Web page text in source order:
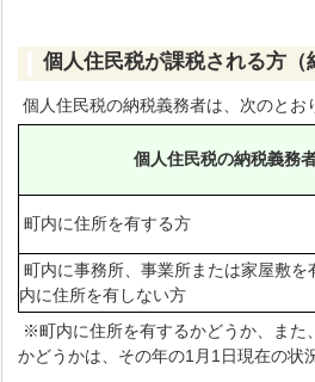
個人住民税が課税される方（
個人住民税の納税義務者は、次のとお
個人住民税の納税義務
町内に住所を有する方
町内に事務所、事業所または家屋敷を
内に住所を有しない方
※町内に住所を有するかどうか、また
かどうかは、その年の1月1日現在の状